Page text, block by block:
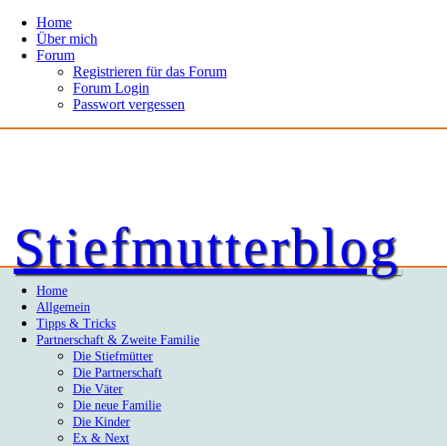
Home
Über mich
Forum
Registrieren für das Forum
Forum Login
Passwort vergessen
Stiefmutterblog
Home
Allgemein
Tipps & Tricks
Partnerschaft & Zweite Familie
Die Stiefmütter
Die Partnerschaft
Die Väter
Die neue Familie
Die Kinder
Ex & Next